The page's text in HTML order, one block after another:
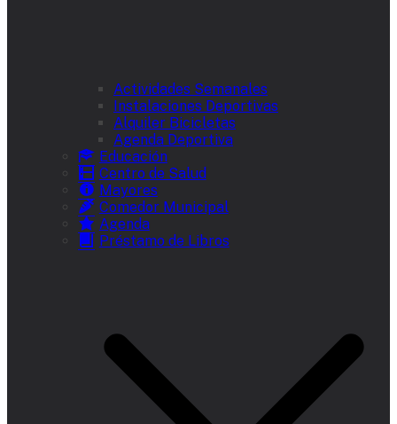
Actividades Semanales
Instalaciones Deportivas
Alquiler Bicicletas
Agenda Deportiva
Educación
Centro de Salud
Mayores
Comedor Municipal
Agenda
Préstamo de Libros